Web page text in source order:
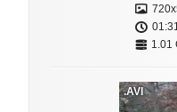
1.01
.AVI